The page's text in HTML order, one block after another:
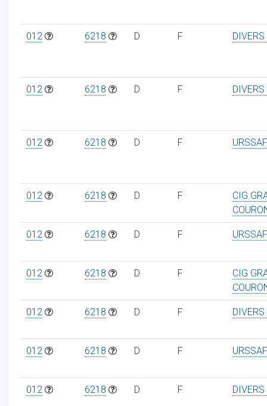
012 6218 D F
012 6218 D F
012 6218 D F
012 6218 D F
CIG
012 6218 D F
012 6218 D F
CIG
012 6218 D F
012 6218 D F
012 6218 D F